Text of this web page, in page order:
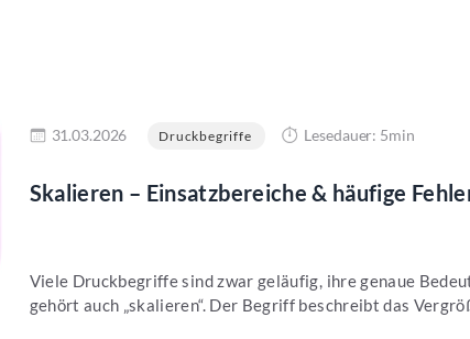
31.03.2026 Druckbegriffe Lesedauer: 5min
Skalieren – Einsatzbereiche & häufige
Viele Druckbegriffe sind zwar geläufig, ihre genaue
gehört auch „skalieren“. Der Begriff beschreibt das